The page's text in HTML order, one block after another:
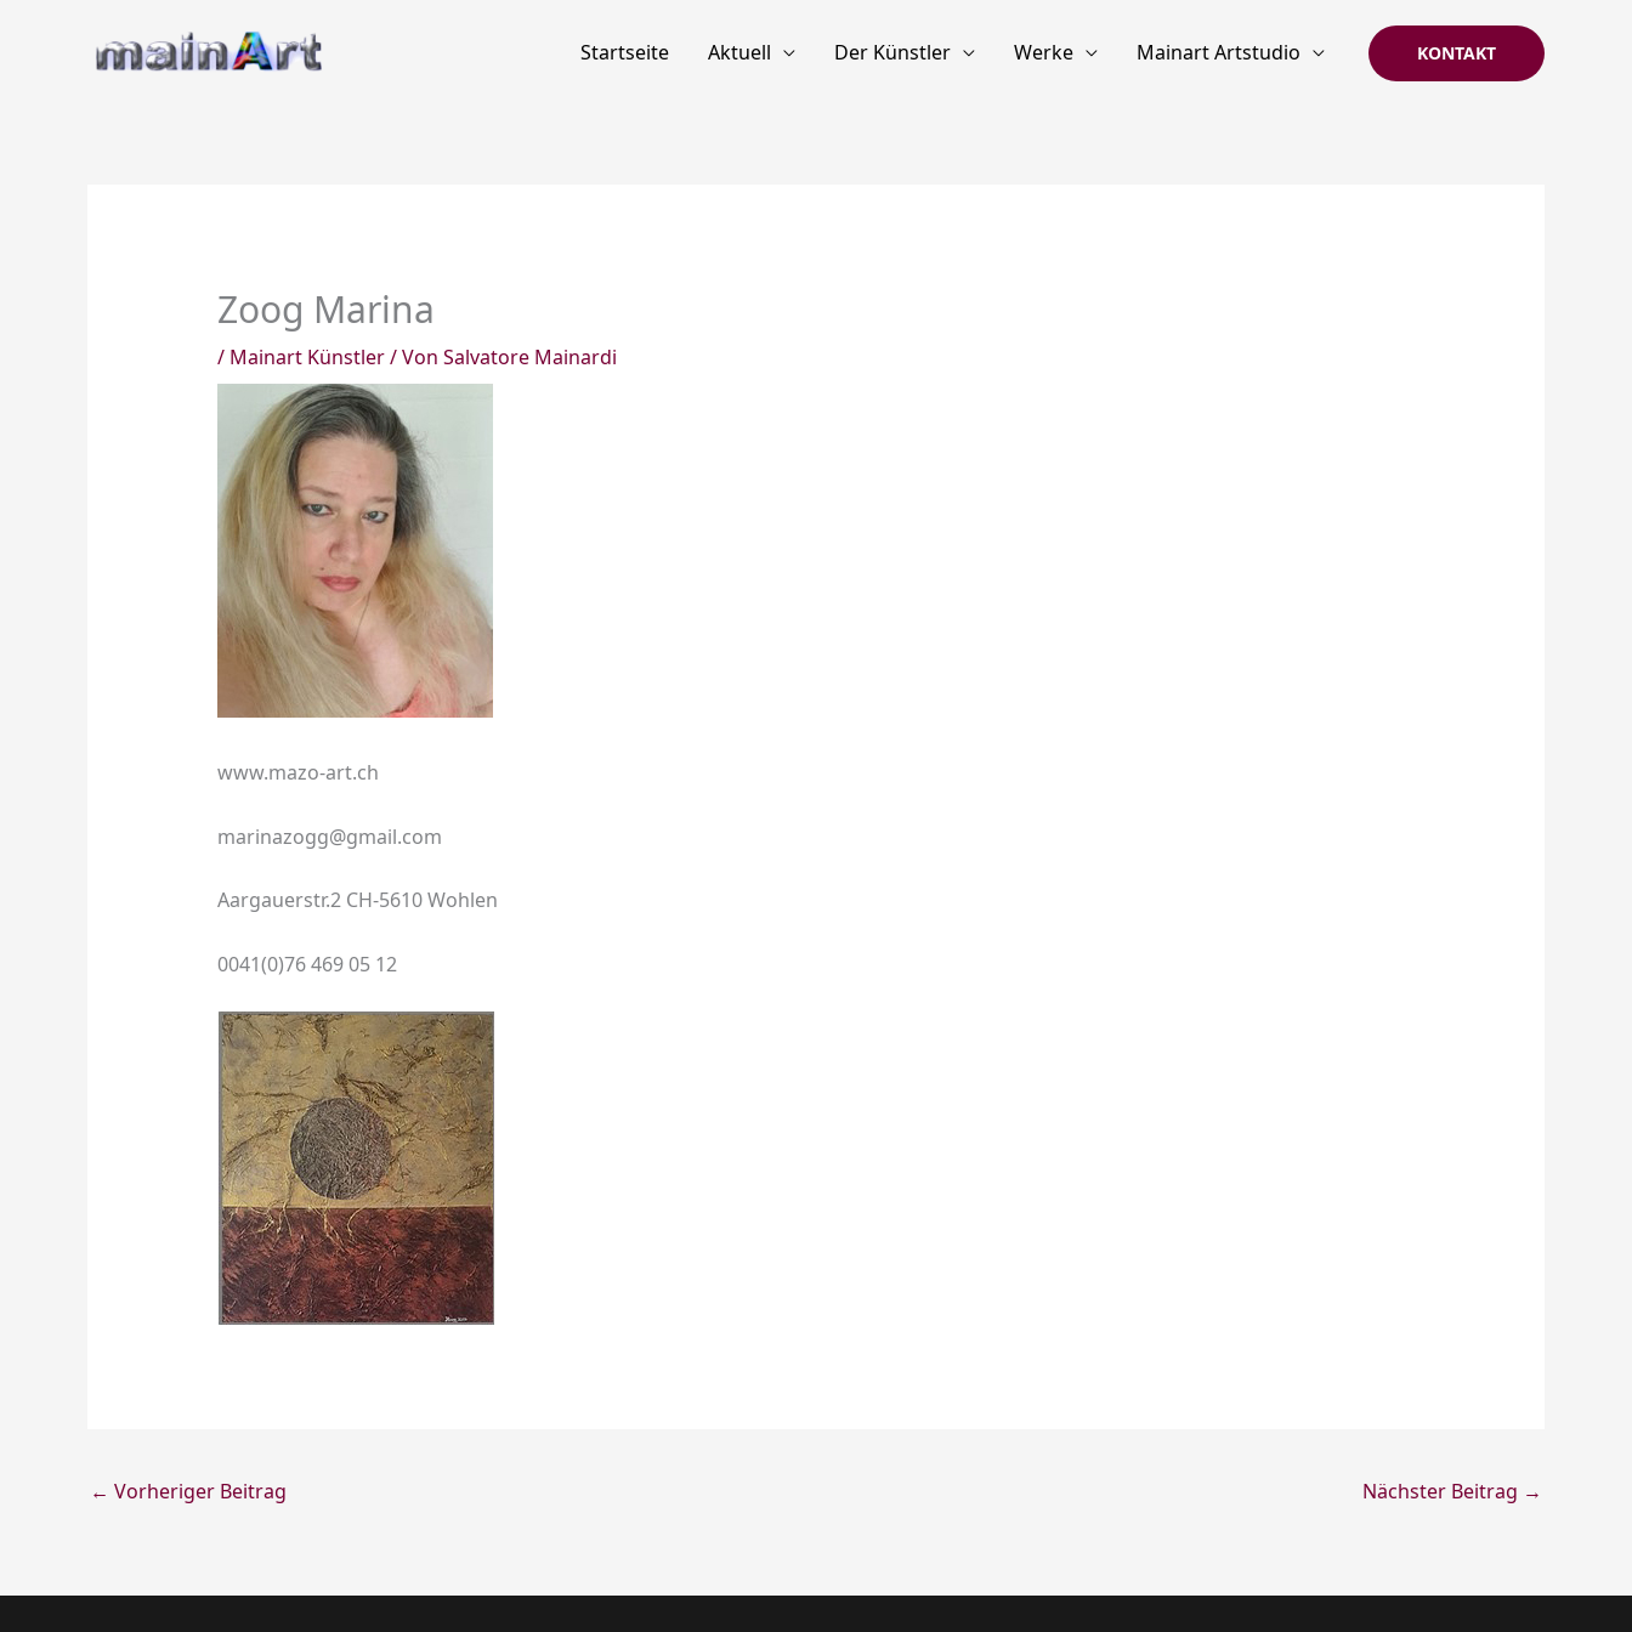
Startseite Aktuell Der Künstler Werke Mainart Artstudio KONTAKT
Zoog Marina
/ Mainart Künstler/ Von Salvatore Mainardi
www.mazo-art.ch
marinazogg@gmail.com
Aargauerstr.2 CH-5610 Wohlen
0041(0)76 469 05 12
← Vorheriger Beitrag Nächster Beitrag →